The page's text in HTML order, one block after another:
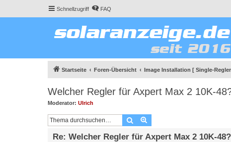
Schnellzugriff FAQ
Startseite Foren-Übersicht Image Installation [ Single-
Welcher Regler für Axpert Max 2 10K-
Moderator: Ulrich
Suche
Re: Welcher Regler für Axpert Max 2 10K-48?